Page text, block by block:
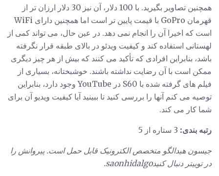
همچنین تصاویر بگیرید. با 100 دلار، آن نیز 30 دلار ارزان تر از
قهرمان GoPro با قیمت پایین تر است اما همچنین دارای WiFi
است که اخیرا آن را انجام نمی دهد. در عین حال، می تواند کمی از
لهستانی استفاده کند و کیفیت ویدئو در بالای طبقه قرار نگرفته
باشد، بنابراین افرادی که تأکید می کنند که بیش از هر چیز دیگری
ممکن است با آن رضایت نداشته باشند. خوشبختانه، بسیاری از
فیلم های گرفته شده با S60 در YouTube وجود دارد، بنابراین
توصیه می کنم آنها را بررسی کنید تا ببینید آیا کیفیت ویدیو آن برای
شما کار می کند.
رتبه بندی:
جیسون هیدالگو متخصص الکترونیک قابل حمل است. پیروانش را
در توییتر دنبال کنیدsaonhidalgo.